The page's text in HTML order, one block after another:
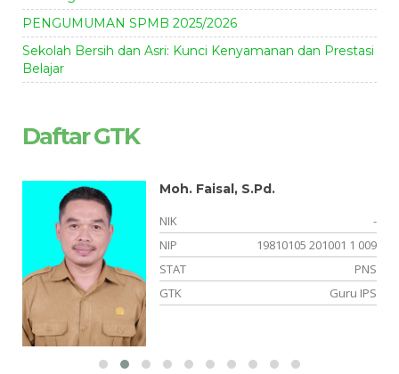
PENGUMUMAN SPMB 2025/2026
Sekolah Bersih dan Asri: Kunci Kenyamanan dan Prestasi
Belajar
Daftar GTK
Moh. Faisal, S.Pd.
NIK
-
NIP
19810105 201001 1 009
STAT
PNS
GTK
Guru IPS